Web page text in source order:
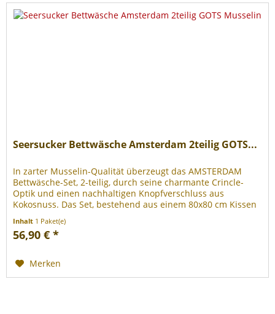
Seersucker Bettwäsche Amsterdam 2teilig GOTS...
In zarter Musselin-Qualität überzeugt das AMSTERDAM
Bettwäsche-Set, 2-teilig, durch seine charmante Crincle-
Optik und einen nachhaltigen Knopfverschluss aus
Kokosnuss. Das Set, bestehend aus einem 80x80 cm Kissen
Inhalt 1 Paket(e)
56,90 € *
Merken